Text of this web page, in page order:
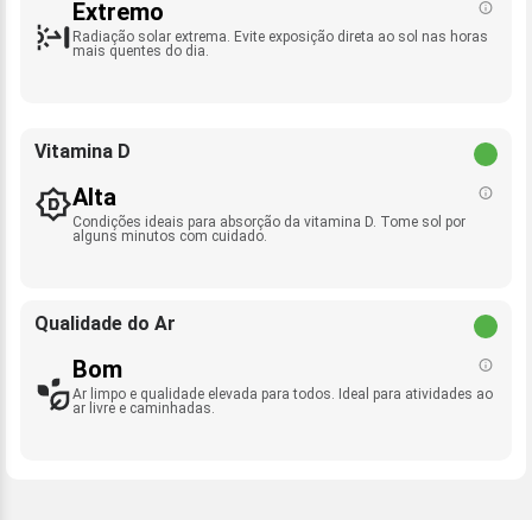
Extremo
Radiação solar extrema. Evite exposição direta ao sol nas horas
mais quentes do dia.
Vitamina D
Alta
Condições ideais para absorção da vitamina D. Tome sol por
alguns minutos com cuidado.
Qualidade do Ar
Bom
Ar limpo e qualidade elevada para todos. Ideal para atividades ao
ar livre e caminhadas.